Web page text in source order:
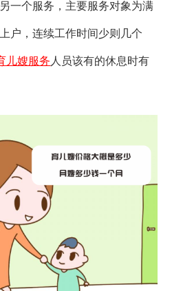
一个服务，主要服务对象为满
户，连续工作时间少则几个
儿嫂服务 人员该有的休息时有